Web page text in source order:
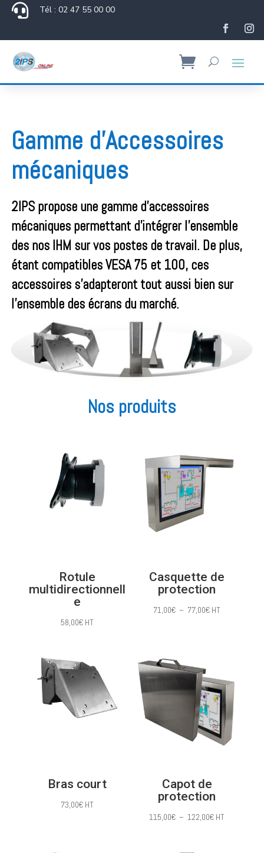
 Tél : 02 47 55 00 00
Gamme d’Accessoires
mécaniques
2IPS propose une gamme d’accessoires
mécaniques permettant d’intégrer l’ensemble
des nos IHM sur vos postes de travail. De plus,
étant compatibles VESA 75 et 100, ces
accessoires s’adapteront tout aussi bien sur
l’ensemble des écrans du marché.
Nos produits
Rotule
multidirectionnell
e
58,00€ HT
Casquette de
protection
71,00€ – 77,00€Plage
77,00€
HT
Bras court
73,00€ HT
Capot de
protection
115,00€ – 122,00€Plage
HT